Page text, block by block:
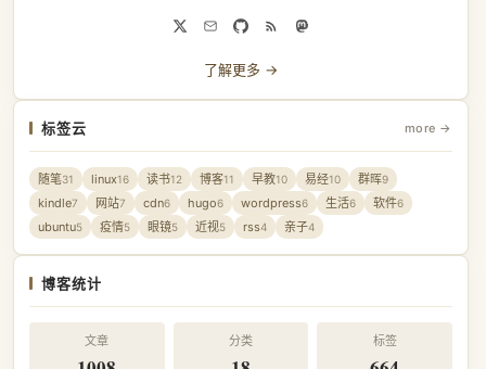
了解更多 →
标签云 more →
随笔31 linux16 读书12 博客11 早教10 易经10 群晖9
kindle7 网站7 cdn6 hugo6 wordpress6 生活6 软件6
ubuntu5 疫情5 眼镜5 近视5 rss4 亲子4
博客统计
文章 分类 标签